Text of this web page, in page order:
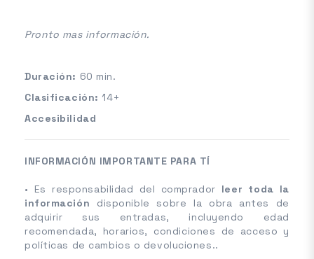
Pronto mas información.
Duración: 60 min.
Clasificación: 14+
Accesibilidad
INFORMACIÓN IMPORTANTE PARA TÍ
• Es responsabilidad del comprador leer toda la
información disponible sobre la obra antes de
adquirir sus entradas, incluyendo edad
recomendada, horarios, condiciones de acceso y
políticas de cambios o devoluciones..